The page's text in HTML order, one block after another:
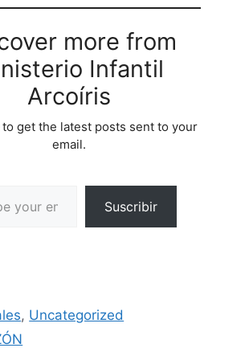
more from
Infantil
Arcoíris
get the latest posts sent to your
email.
Suscribir
, Uncategorized